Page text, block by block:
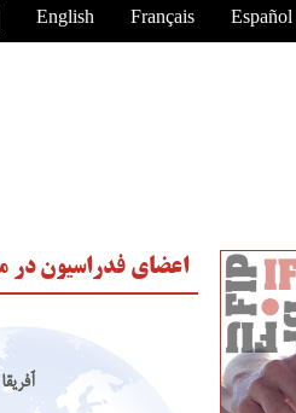
English Français Español
اعضای فدراسیون در
آفریقا